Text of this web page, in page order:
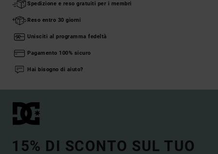
Spedizione e reso gratuiti per i membri
Reso entro 30 giorni
Unisciti al programma fedeltà
Pagamento 100% sicuro
Hai bisogno di aiuto?
15% DI SCONTO SUL TUO